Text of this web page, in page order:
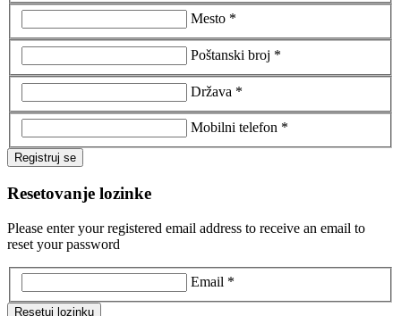
Mesto *
Poštanski broj *
Država *
Mobilni telefon *
Registruj se
Resetovanje lozinke
Please enter your registered email address to receive an email to
reset your password
Email *
Resetuj lozinku